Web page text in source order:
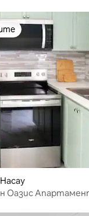
Оазис